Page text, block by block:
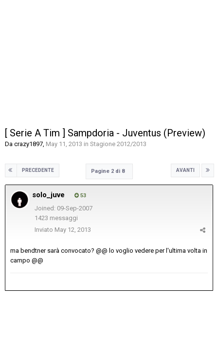
[ Serie A Tim ] Sampdoria - Juventus (Preview)
Da crazy1897, May 11, 2013 in Stagione 2012/2013
PRECEDENTE AVANTI
Pagine 2 di 8
solo_juve 53
Joined: 09-Sep-2007
1423 messaggi
Inviato May 12, 2013
ma bendtner sarà convocato? @@ lo voglio vedere per l'ultima volta in
campo @@